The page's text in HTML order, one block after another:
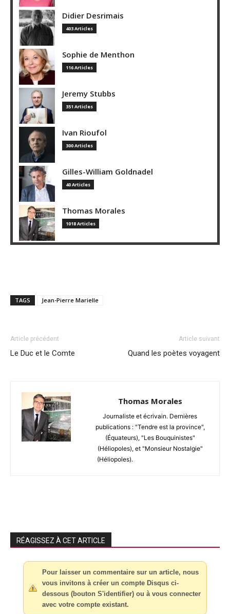
Didier Desrimais
403 Articles
Sophie de Menthon
116 Articles
Jeremy Stubbs
351 Articles
Ivan Rioufol
300 Articles
Gilles-William Goldnadel
40 Articles
Thomas Morales
1018 Articles
TAGS Jean-Pierre Marielle
Article précédent
Le Duc et le Comte
Article suivant
Quand les poètes voyagent
Thomas Morales
Journaliste et écrivain. Dernières
publications : "Tendre est la province",
(Équateurs), "Les Bouquinistes"
(Héliopoles), et "Monsieur Nostalgie"
(Héliopoles).
RÉAGISSEZ À CET ARTICLE
Pour laisser un commentaire sur un article, nous
vous invitons à créer un compte Disqus ci-
dessous (bouton S'identifier) ou à vous connecter
avec votre compte existant.